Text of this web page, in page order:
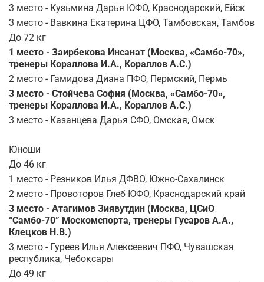
3 место - Кузьмина Дарья ЮФО, Краснодарский, Ейск
3 место - Вавкина Екатерина ЦФО, Тамбовская, Тамбов
До 72 кг
1 место - Заирбекова Инсанат (Москва, «Самбо-70»,
тренеры Кораллова И.А., Кораллов А.С.)
2 место - Гамидова Диана ПФО, Пермский, Пермь
3 место - Стойчева София (Москва, «Самбо-70»,
тренеры Кораллова И.А., Кораллов А.С.)
3 место - Казанцева Дарья СФО, Омская, Омск
Юноши
До 46 кг
1 место - Резников Илья ДФВО, Южно-Сахалинск
2 место - Провоторов Глеб ЮФО, Краснодарский край
3 место - Атагимов Зиявутдин (Москва, ЦСиО
“Самбо-70” Москомспорта, тренеры Гусаров А.А.,
Клецков Н.В.)
3 место - Гуреев Илья Алексеевич ПФО, Чувашская
республика, Чебоксары
До 49 кг